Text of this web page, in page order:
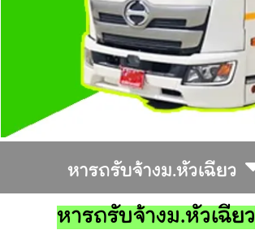
หารถรับจ้างม.หัวเฉียว
หารถรับจ้างม.หัวเฉียว